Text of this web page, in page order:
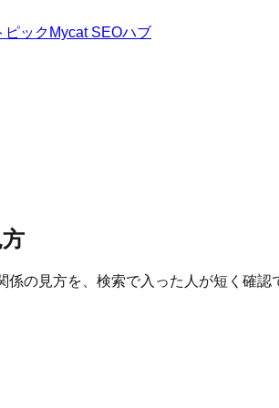
ピック Mycat SEOハブ
の見方を、検索で入った人が短く確認